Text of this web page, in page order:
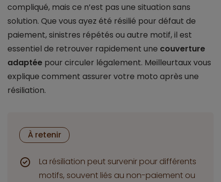
compliqué, mais ce n’est pas une situation sans
solution. Que vous ayez été résilié pour défaut de
paiement, sinistres répétés ou autre motif, il est
essentiel de retrouver rapidement une couverture
adaptée pour circuler légalement. Meilleurtaux vous
explique comment assurer votre moto après une
résiliation.
À retenir
La résiliation peut survenir pour différents
motifs, souvent liés au non-paiement ou